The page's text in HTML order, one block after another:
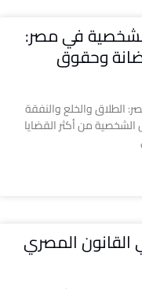
في مصر:
وحقوق
الطلاق والخلع والنفقة
من أكثر القضايا
المصري